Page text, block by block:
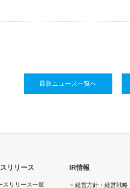
最新ニュース一覧へ
リリース
スリリース一覧
IR情報
経営方針・経営戦略